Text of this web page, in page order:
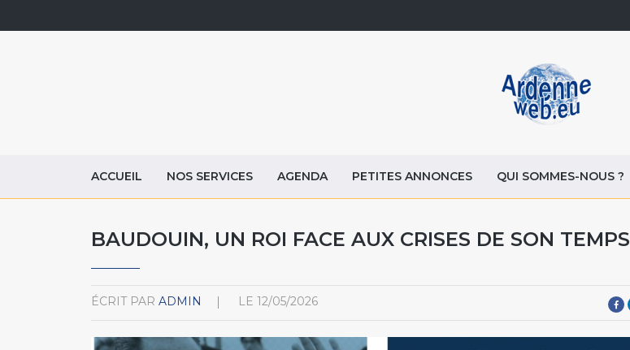
ACCUEIL NOS SERVICES AGENDA PETITES ANNONCES QUI SOMMES-NOUS ?
BAUDOUIN, UN ROI FACE AUX CRISES DE SON TEMPS
ÉCRIT PAR ADMIN LE 12/05/2026